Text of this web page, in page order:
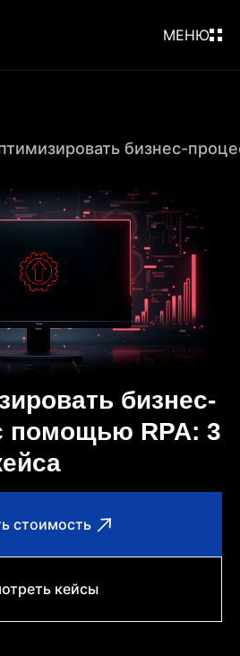
МЕНЮ
бизнес-
бизнес-
помощью RPA: 3
стоимость
кейсы